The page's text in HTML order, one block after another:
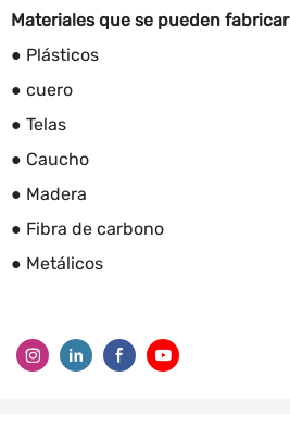
Materiales que se pueden fabricar
● Plásticos
● cuero
● Telas
● Caucho
● Madera
● Fibra de carbono
● Metálicos